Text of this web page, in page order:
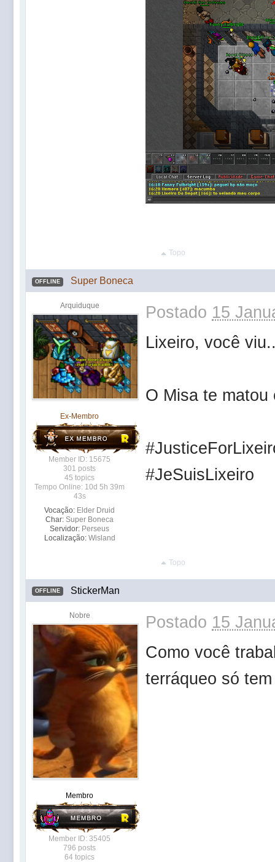
Topo
OFFLINE Super Boneca
Arquiduque
Ex-Membro
Member ID: 15675
301 posts
45 topics
Tempo Online: 10d 5h 39m
43s
Vocação: Elder Druid
Char: Super Boneca
Servidor: Perseus
Localização: Wisland
Postado 15
Lixeiro, você
O Misa te
#JeSuisLixeiro
Topo
OFFLINE StickerMan
Nobre
Membro
Member ID: 35405
796 posts
64 topics
Postado 15
Como você
terráqueo só